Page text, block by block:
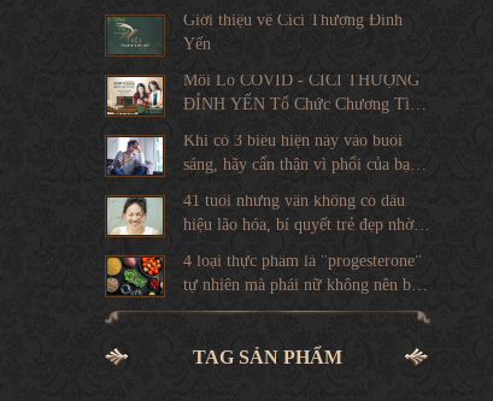
Giới thiệu về Cici Thượng Đỉnh
Yến
Mối Lo COVID - CICI THƯỢNG
ĐỈNH YẾN Tổ Chức Chương Tình
Khi có 3 biểu hiện này vào buổi
sáng, hãy cẩn thận vì phổi của bạn
41 tuổi nhưng vẫn không có dấu
hiệu lão hóa, bí quyết trẻ đẹp nhờ
4 loại thực phẩm là "progesterone"
tự nhiên mà phái nữ không nên bỏ
qua nếu muốn duy trì tuổi thanh
TAG SẢN PHẨM